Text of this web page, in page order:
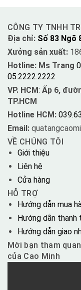
CÔNG TY TNHH
Địa chỉ: Số 83 Ngõ
Xưởng sản xuất:
Hotline: Ms Trang
05.2222.2222
VP. HCM: Ấp 6,
TP.HCM
Hotline HCM:
Email:
VỀ CHÚNG TÔI
Giới thiệu
Liên hệ
Cửa hàng
HỖ TRỢ
Hướng dẫn mua
Hướng dẫn thanh
Hướng dẫn giao
Mời bạn tham
của Cao Minh